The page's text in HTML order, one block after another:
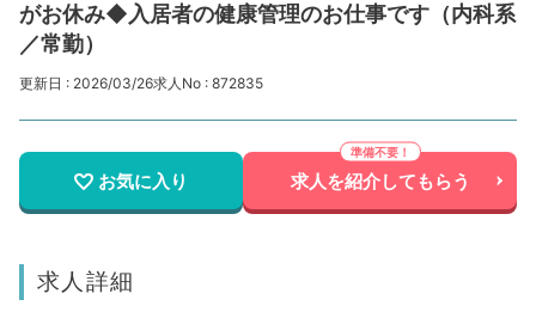
がお休み◆入居者の健康管理のお仕事です（内科系
／常勤）
更新日 : 2026/03/26求人No : 872835
お気に入り 求人を紹介してもらう
求人詳細